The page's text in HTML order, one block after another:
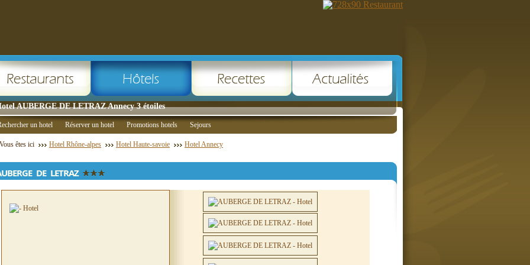
AUBERGE DE LETRAZ Annecy 3 étoiles
un hotel Réserver un hotel Promotions hotels Sejours
Vous êtes ici Hotel Rhône-alpes Hotel Haute-savoie Hotel Annecy
DE LETRAZ